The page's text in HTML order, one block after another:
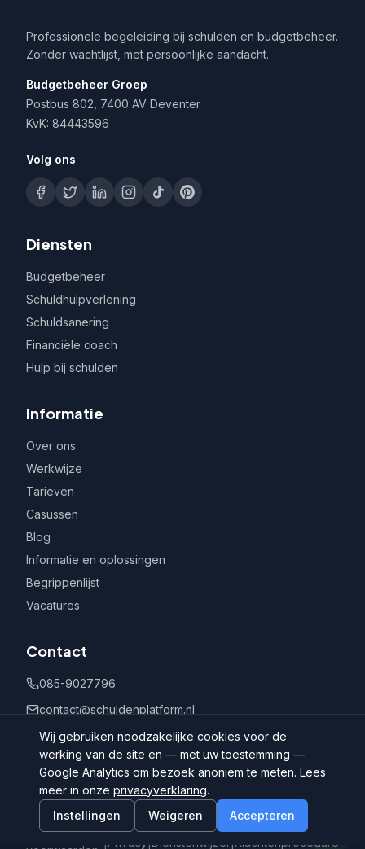
Professionele begeleiding bij schulden en budgetbeheer.
Zonder wachtlijst, met persoonlijke aandacht.
Budgetbeheer Groep
Postbus 802, 7400 AV Deventer
KvK: 84443596
Volg ons
Diensten
Budgetbeheer
Schuldhulpverlening
Schuldsanering
Financiële coach
Hulp bij schulden
Informatie
Over ons
Werkwijze
Tarieven
Casussen
Blog
Informatie en oplossingen
Begrippenlijst
Vacatures
Contact
085-9027796
contact@schuldenplatform.nl
Postbus 802, 7400 AV Deventer
©
Schuldenplatform.nl
Algemene
|Privacy |Dienstenwijzer |Klachtenprocedure
Wij gebruiken noodzakelijke cookies voor de
werking van de site en — met uw toestemming —
Google Analytics om bezoek anoniem te meten. Lees
meer in onze privacyverklaring.
Instellingen
Weigeren Accepteren